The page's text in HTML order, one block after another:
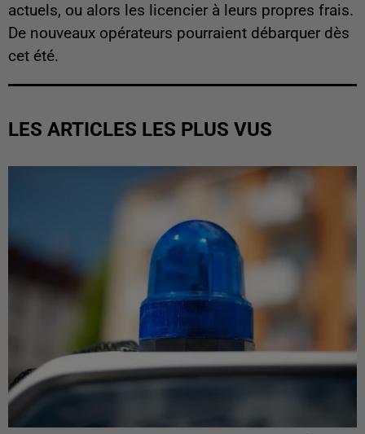
actuels, ou alors les licencier à leurs propres frais.
De nouveaux opérateurs pourraient débarquer dès
cet été.
LES ARTICLES LES PLUS VUS